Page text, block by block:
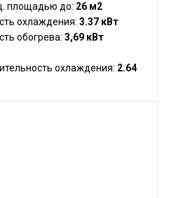
площадью до: 26 м2
охлаждения: 3.37 кВт
обогрева: 3,69 кВт
охлаждения: 2.64